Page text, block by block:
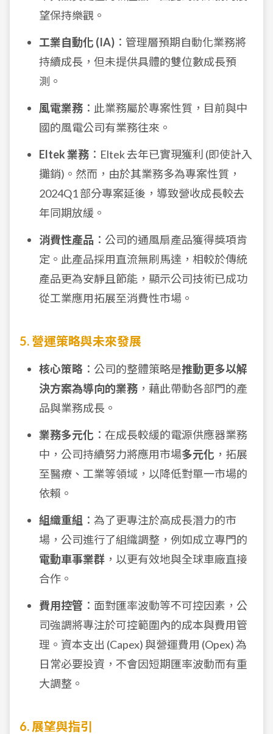
望保持樂觀。
工業自動化 (IA) ：管理層預期自動化業務將
持續成長，但未提供具體的雙位數成長預
測。
風電業務 ：此業務屬於專案性質，目前與中
國的風電公司有業務往來。
Eltek 業務 ：Eltek 去年已實現獲利 (即使計入
攤銷)。然而，由於其業務多為專案性質，
2024Q1 部分專案延後，導致營收成長較去
年同期放緩。
消費性產品 ：公司的通風扇產品獲得獎項肯
定。此產品採用直流無刷馬達，相較於傳統
產品更為安靜且節能，顯示公司技術已成功
從工業應用拓展至消費性市場。
5. 營運策略與未來發展
核心策略 ：公司的整體策略是推動更多以解
決方案為導向的業務 ，藉此帶動各部門的產
品與業務成長。
業務多元化 ：在成長較緩的電源供應器業務
中，公司持續努力將應用市場多元化 ，拓展
至醫療、工業等領域，以降低對單一市場的
依賴。
組織重組 ：為了更專注於高成長潛力的市
場，公司進行了組織調整，例如成立專門的
電動車事業群 ，以更有效地與全球車廠直接
合作。
費用控管 ：面對匯率波動等不可控因素，公
司強調將專注於可控範圍內的成本與費用管
理。資本支出 (Capex) 與營運費用 (Opex) 為
日常必要投資，不會因短期匯率波動而有重
大調整。
6. 展望與指引